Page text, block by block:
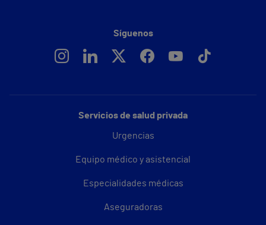
Servicios de salud privada
Urgencias
Equipo médico y asistencial
Especialidades médicas
Aseguradoras
Síguenos